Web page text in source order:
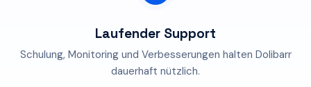
Laufender Support
Schulung, Monitoring und Verbesserungen halten Dolibarr
dauerhaft nützlich.